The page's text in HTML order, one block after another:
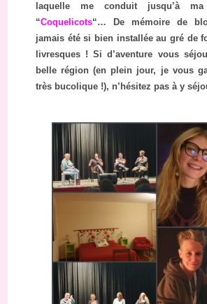
laquelle me conduit jusqu’à
“Coquelicots“… De mémoire de
jamais été si bien installée au gré de
livresques ! Si d’aventure vous
belle région (en plein jour, je vous
très bucolique !), n’hésitez pas à y